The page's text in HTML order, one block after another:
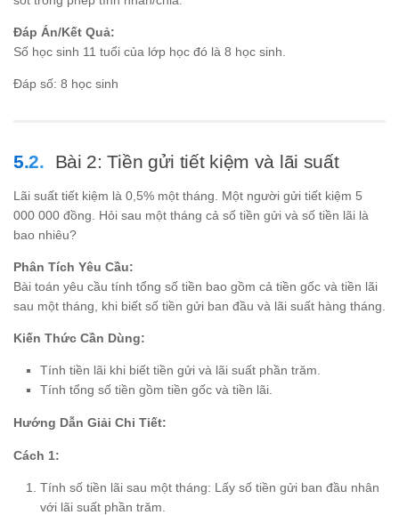
Đáp Án/Kết Quả:
Số học sinh 11 tuổi của lớp học đó là 8 học sinh.
Đáp số: 8 học sinh
Bài 2: Tiền gửi tiết kiệm và lãi suất
Lãi suất tiết kiệm là 0,5% một tháng. Một người gửi tiết kiệm 5
000 000 đồng. Hỏi sau một tháng cả số tiền gửi và số tiền lãi là
bao nhiêu?
Phân Tích Yêu Cầu:
Bài toán yêu cầu tính tổng số tiền bao gồm cả tiền gốc và tiền lãi
sau một tháng, khi biết số tiền gửi ban đầu và lãi suất hàng tháng.
Kiến Thức Cần Dùng:
Tính tiền lãi khi biết tiền gửi và lãi suất phần trăm.
Tính tổng số tiền gồm tiền gốc và tiền lãi.
Hướng Dẫn Giải Chi Tiết:
Cách 1:
Tính số tiền lãi sau một tháng: Lấy số tiền gửi ban đầu nhân
với lãi suất phần trăm.